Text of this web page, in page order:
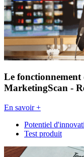
Le fonctionnement
MarketingScan -
En savoir +
Potentiel
Test produit